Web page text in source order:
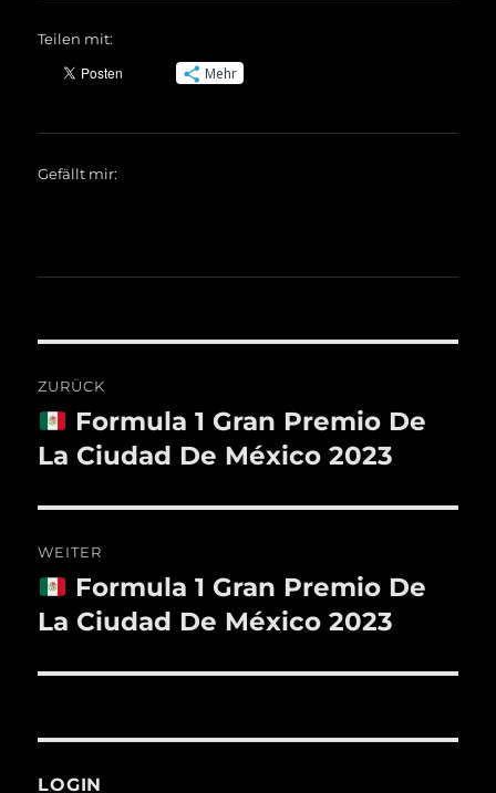
Teilen mit:
Mehr
Gefällt mir:
ZURÜCK
Vorheriger
Beitrag:
Formula 1 Gran Premio De
La Ciudad De México 2023
WEITER
Nächster
Beitrag:
Formula 1 Gran Premio De
La Ciudad De México 2023
LOGIN